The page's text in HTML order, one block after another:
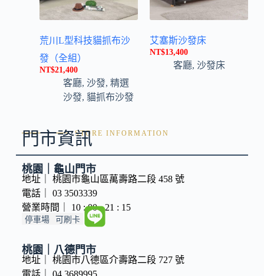
荒川L型科技貓抓布沙
發（全組）
NT$21,400
客廳, 沙發, 精選
沙發, 貓抓布沙發
艾塞斯沙發床
NT$13,400
客廳, 沙發床
STORE INFORMATION
門市資訊
桃園｜龜山門市
地址｜ 桃園市龜山區萬壽路二段 458 號
電話｜ 03 3503339
營業時間｜ 10 : 00 - 21 : 15
停車場 可刷卡
桃園｜八德門市
地址｜ 桃園市八德區介壽路二段 727 號
電話｜ 04 3689995